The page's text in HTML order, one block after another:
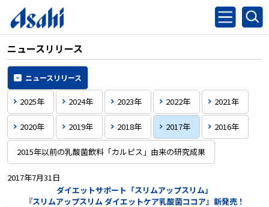
ニュースリリース
ニュースリリース
2025年 2024年 2023年 2022年 2021年
2020年 2019年 2018年 2017年 2016年
2015年以前の乳酸菌飲料「カルピス」由来の研究成果
2017年7月31日
ダイエットサポート「スリムアップスリム」
『スリムアップスリム ダイエットケア乳酸菌ココア』 新発売！